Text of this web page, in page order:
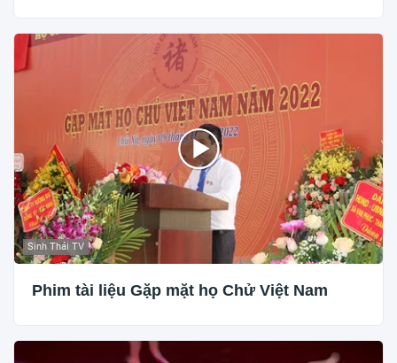
Sinh Thái TV
Phim tài liệu Gặp mặt họ Chử Việt Nam